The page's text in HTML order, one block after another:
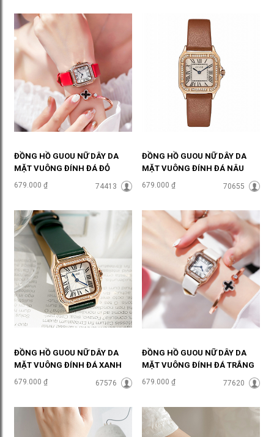
ĐỒNG HỒ GUOU NỮ DÂY DA
MẶT VUÔNG ĐÍNH ĐÁ ĐỎ
QUYẾN RŨ ĐHĐ35904
679.000 ₫ 74413
ĐỒNG HỒ GUOU NỮ DÂY DA
MẶT VUÔNG ĐÍNH ĐÁ NÂU
CAM ĐHĐ35903
679.000 ₫ 70655
ĐỒNG HỒ GUOU NỮ DÂY DA
MẶT VUÔNG ĐÍNH ĐÁ XANH
LỤC SÀNH ĐIỆU ĐHĐ35902
679.000 ₫ 67576
ĐỒNG HỒ GUOU NỮ DÂY DA
MẶT VUÔNG ĐÍNH ĐÁ TRẮNG
SANG CHẢNH ĐHĐ35901
679.000 ₫ 77620